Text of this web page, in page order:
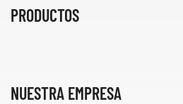
PRODUCTOS
NUESTRA EMPRESA